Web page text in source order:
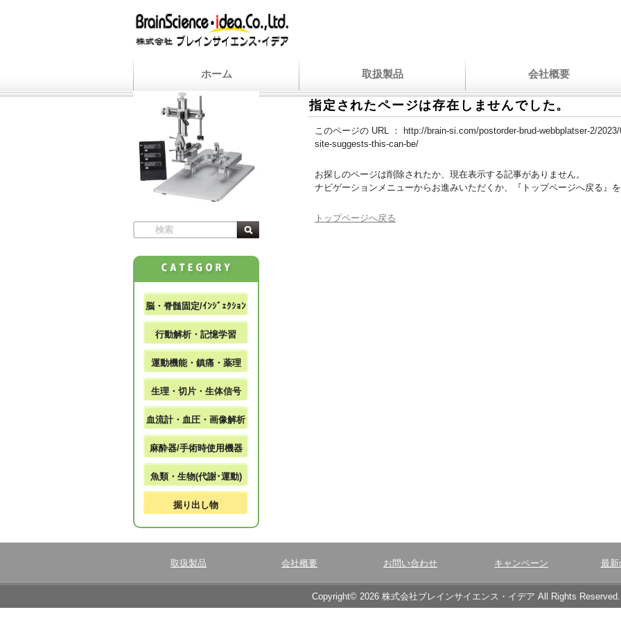
ホーム 取扱製品 会社概要
指定されたページは存在しませんでした。
このページの URL ：
http://brain-si.com/postorder-brud-webbplatser-2/
site-suggests-this-can-be/
お探しのページは削除されたか、現在表示する記事がありません。
ナビゲーションメニューからお進みいただくか、『トップページへ戻る』を
トップページへ戻る
脳・脊髄固定/ｲﾝｼﾞｪｸｼｮﾝ
行動解析・記憶学習
運動機能・鎮痛・薬理
生理・切片・生体信号
血流計・血圧・画像解析
麻酔器/手術時使用機器
魚類・生物(代謝･運動)
掘り出し物
取扱製品 会社概要 お問い合わせ キャンペーン 最新
Copyright© 2026 株式会社ブレインサイエンス・イデア All Rights Reserved.